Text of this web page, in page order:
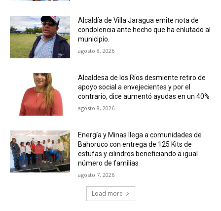
Alcaldía de Villa Jaragua emite nota de
condolencia ante hecho que ha enlutado al
municipio.
agosto 8, 2026
Alcaldesa de los Ríos desmiente retiro de
apoyo social a envejecientes y por el
contrario, dice aumentó ayudas en un 40%
agosto 8, 2026
Energía y Minas llega a comunidades de
Bahoruco con entrega de 125 Kits de
estufas y cilindros beneficiando a igual
número de familias
agosto 7, 2026
Load more